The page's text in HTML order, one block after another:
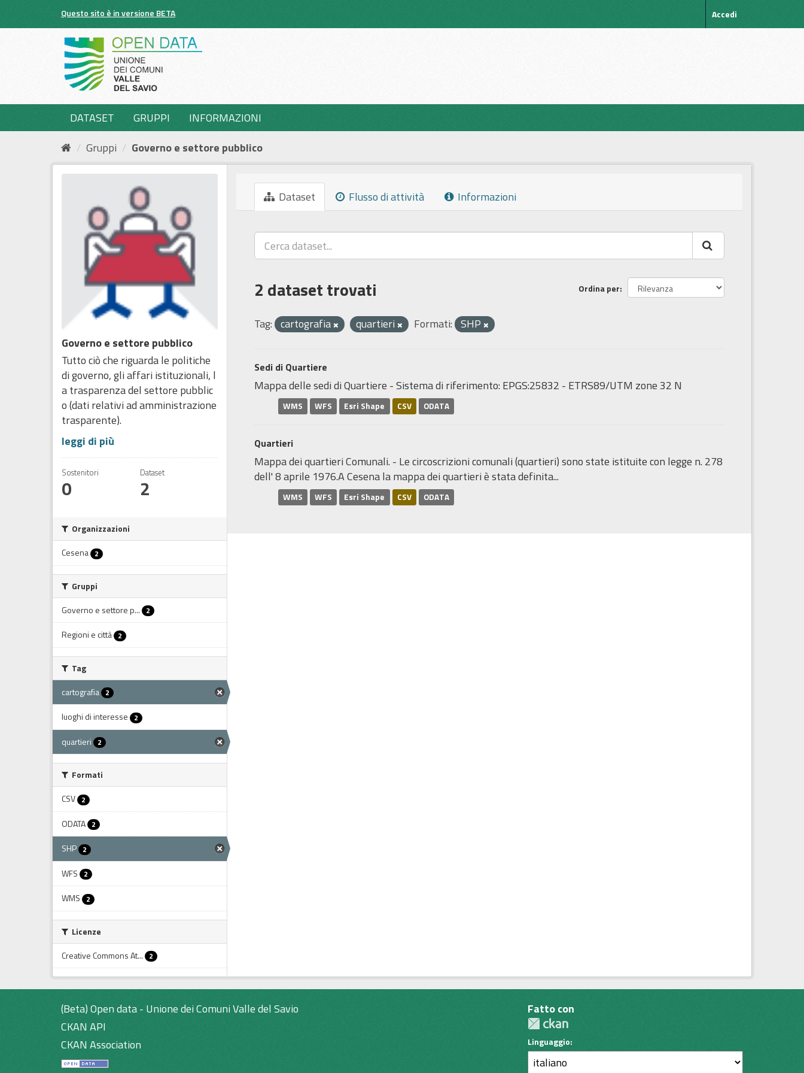
Questo sito è in versione BETA Accedi
DATASET GRUPPI
INFORMAZIONI
Gruppi
Governo e settore pubblico
Governo e settore pubblico
Tutto ciò che riguarda le politiche
di governo, gli affari istituzionali, l
a trasparenza del settore pubblic
o (dati relativi ad amministrazione
trasparente).
leggi di più
Sostenitori
0
Dataset
2
Organizzazioni
Cesena 2
Gruppi
Governo e settore p...
2
Regioni e città 2
Tag
cartografia 2
luoghi di interesse 2
quartieri 2
Formati
CSV 2
ODATA 2
SHP 2
WFS 2
WMS 2
Licenze
Creative Commons At...
2
Dataset Flusso di attività Informazioni
Ordina per
2 dataset trovati
Tag: cartografia quartieri Formati: SHP
Sedi di Quartiere
Mappa delle sedi di Quartiere - Sistema di riferimento: EPGS:25832 - ETRS89/UTM zone 32 N
WMS WFS Esri Shape CSV ODATA
Quartieri
Mappa dei quartieri Comunali. - Le circoscrizioni comunali (quartieri) sono state istituite con legge n. 278
dell' 8 aprile 1976.A Cesena la mappa dei quartieri è stata definita...
WMS WFS Esri Shape CSV ODATA
(Beta) Open data - Unione dei Comuni Valle del Savio
CKAN API
CKAN Association
Fatto con
Linguaggio